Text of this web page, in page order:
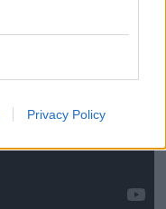
Privacy Policy